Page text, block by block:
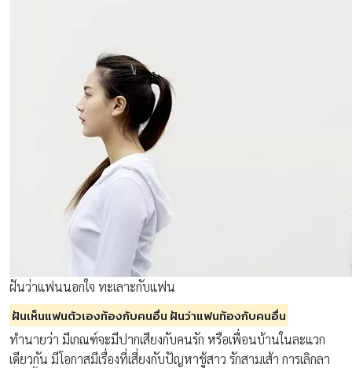
ฝันว่าแฟนนอกใจ ทะเลาะกับแฟน
ฝันเห็นแฟนตัวเองท้องกับคนอื่น ฝันว่าแฟนท้องกับคนอื่น
ทำนายว่า มีเกณฑ์จะมีปากเสียงกับคนรัก หรือเพื่อนบ้านในละแวก
เดียวกัน มีโอกาสมีเรื่องที่เสี่ยงกับปัญหาชู้สาว รักสามเส้า การเลิกลา